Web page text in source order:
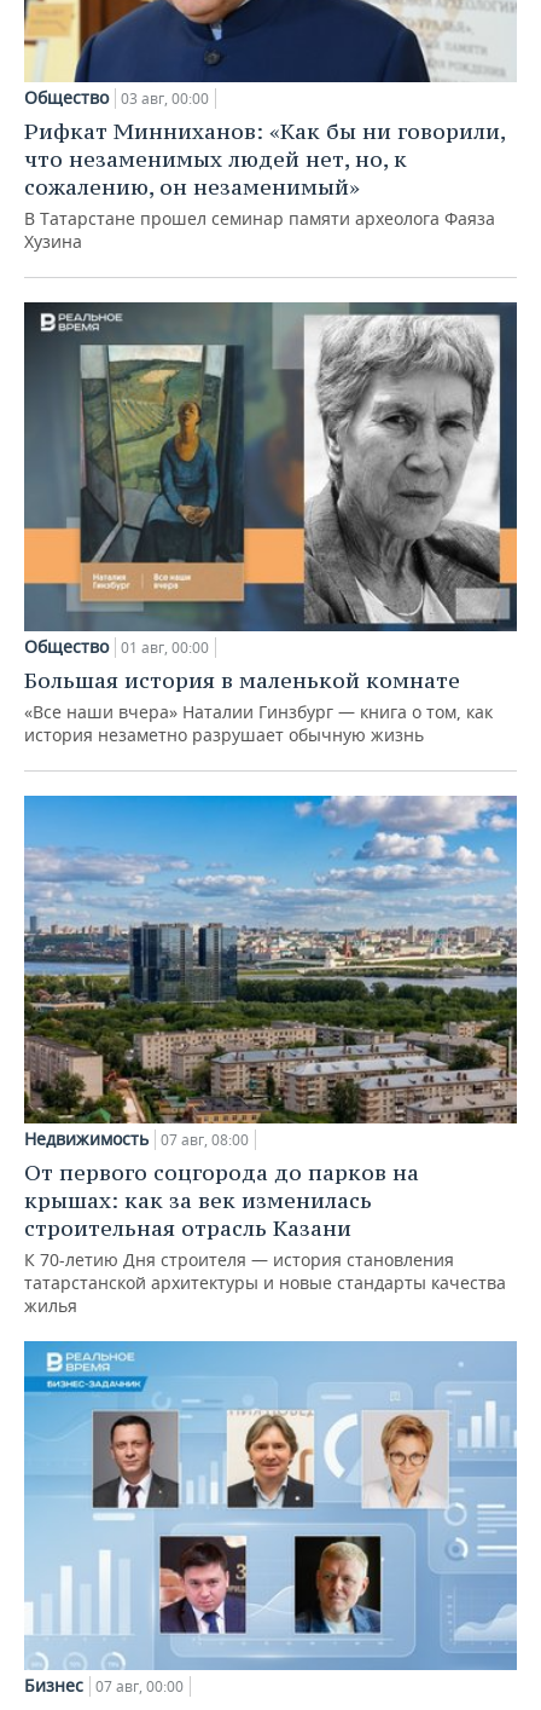
Общество 03 авг, 00:00
Рифкат Минниханов: «Как бы ни говорили,
что незаменимых людей нет, но, к
сожалению, он незаменимый»
В Татарстане прошел семинар памяти археолога Фаяза
Хузина
Общество 01 авг, 00:00
Большая история в маленькой комнате
«Все наши вчера» Наталии Гинзбург — книга о том, как
история незаметно разрушает обычную жизнь
Недвижимость 07 авг, 08:00
От первого соцгорода до парков на
крышах: как за век изменилась
строительная отрасль Казани
К 70-летию Дня строителя — история становления
татарстанской архитектуры и новые стандарты качества
жилья
Бизнес 07 авг, 00:00